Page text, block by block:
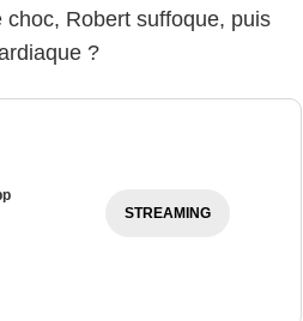
Robert suffoque, puis
?
STREAMING